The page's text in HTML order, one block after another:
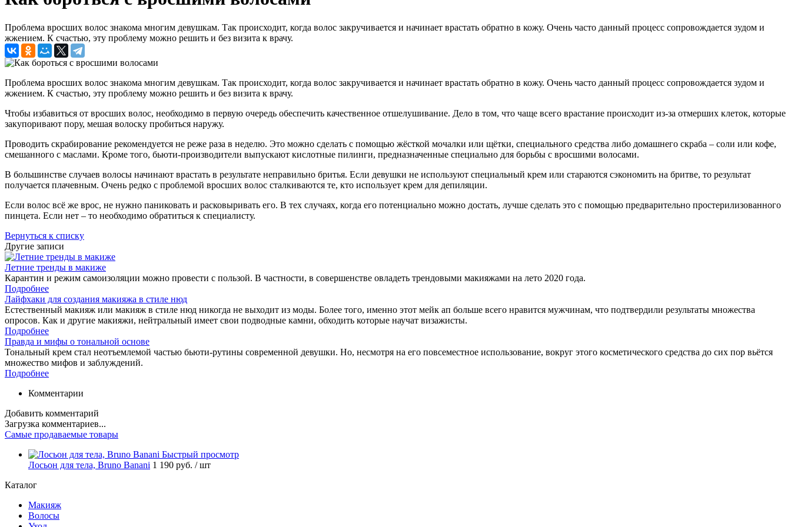
Проблема вросших волос знакома многим девушкам. Так происходит, когда волос закручивается и начинает врастать обратно в кожу. Очень часто данный процесс сопровождается зудом и
жжением. К счастью, эту проблему можно решить и без визита к врачу.
Проблема вросших волос знакома многим девушкам. Так происходит, когда волос закручивается и начинает врастать обратно в кожу. Очень часто данный процесс сопровождается зудом и
жжением. К счастью, эту проблему можно решить и без визита к врачу.
Чтобы избавиться от вросших волос, необходимо в первую очередь обеспечить качественное отшелушивание. Дело в том, что чаще всего врастание происходит из-за отмерших клеток, которые
закупоривают пору, мешая волоску пробиться наружу.
Проводить скрабирование рекомендуется не реже раза в неделю. Это можно сделать с помощью жёсткой мочалки или щётки, специального средства либо домашнего скраба – соли или кофе,
смешанного с маслами. Кроме того, бьюти-производители выпускают кислотные пилинги, предназначенные специально для борьбы с вросшими волосами.
В большинстве случаев волосы начинают врастать в результате неправильно бритья. Если девушки не используют специальный крем или стараются сэкономить на бритве, то результат
получается плачевным. Очень редко с проблемой вросших волос сталкиваются те, кто использует крем для депиляции.
Если волос всё же врос, не нужно паниковать и расковыривать его. В тех случаях, когда его потенциально можно достать, лучше сделать это с помощью предварительно простерилизованного
пинцета. Если нет – то необходимо обратиться к специалисту.
Вернуться к списку
Другие записи
Летние тренды в макиже
Карантин и режим самоизоляции можно провести с пользой. В частности, в совершенстве овладеть трендовыми макияжами на лето 2020 года.
Подробнее
Лайфхаки для создания макияжа в стиле нюд
Естественный макияж или макияж в стиле нюд никогда не выходит из моды. Более того, именно этот мейк ап больше всего нравится мужчинам, что подтвердили результаты множества
опросов. Как и другие макияжи, нейтральный имеет свои подводные камни, обходить которые научат визажисты.
Подробнее
Правда и мифы о тональной основе
Тональный крем стал неотъемлемой частью бьюти-рутины современной девушки. Но, несмотря на его повсеместное использование, вокруг этого косметического средства до сих пор вьётся
множество мифов и заблуждений.
Подробнее
Комментарии
Добавить комментарий
Загрузка комментариев...
Самые продаваемые товары
Быстрый просмотр
Лосьон для тела, Bruno Banani 1 190 руб. / шт
Каталог
Макияж
Волосы